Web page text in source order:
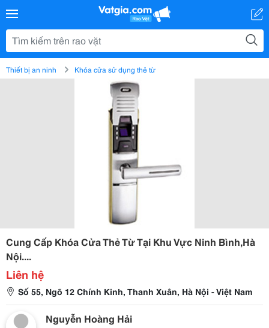
Thiết bị an ninh Khóa cửa sử dụng thẻ từ
Cung Cấp Khóa Cửa Thẻ Từ Tại Khu Vực Ninh Bình,Hà
Nội....
Liên hệ
Số 55, Ngõ 12 Chính Kinh, Thanh Xuân, Hà Nội - Việt Nam
Nguyễn Hoàng Hải